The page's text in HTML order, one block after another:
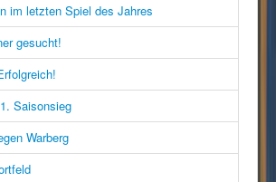
im letzten Spiel des Jahres
gesucht!
Saisonsieg
Warberg